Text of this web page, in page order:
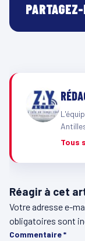
Tous
Réagir à cet
Votre adresse e-
obligatoires sont
Commentaire*